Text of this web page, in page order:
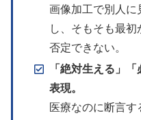
画像加工で別人に
し、そもそも最
否定できない。
「絶対生える」
表現。
医療なのに断言